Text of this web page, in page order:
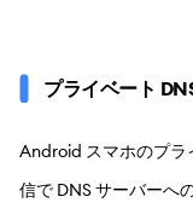
プライベート
Android スマホのプラ
信で DNS サーバーへ